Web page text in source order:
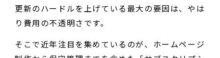
更新のハードルを上げている最大の要因は、やは
り費用の不透明さです。
そこで近年注目を集めているのが、ホームページ